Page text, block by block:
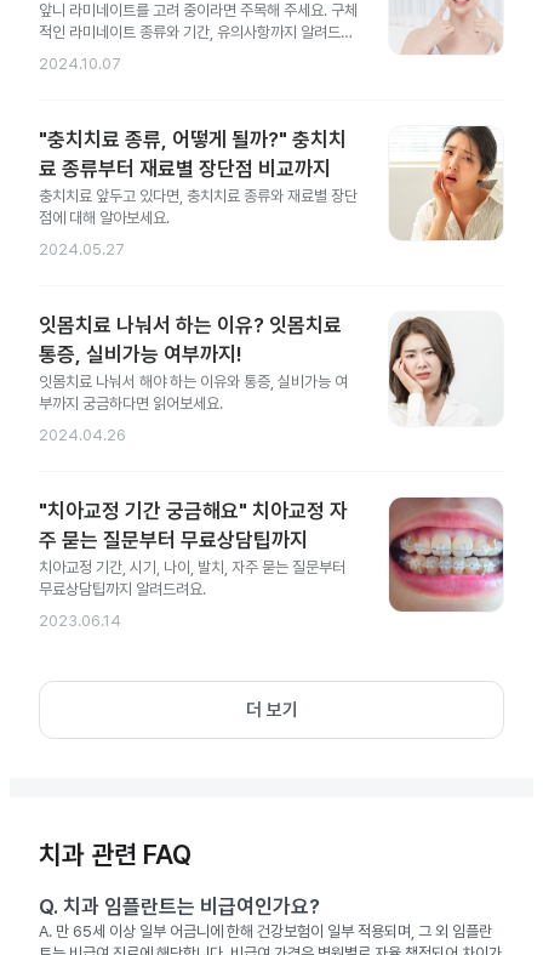
앞니 라미네이트를 고려 중이라면 주목해 주세요. 구체
적인 라미네이트 종류와 기간, 유의사항까지 알려드릴
게요.
2024.10.07
"충치치료 종류, 어떻게 될까?" 충치치
료 종류부터 재료별 장단점 비교까지
충치치료 앞두고 있다면, 충치치료 종류와 재료별 장단
점에 대해 알아보세요.
2024.05.27
잇몸치료 나눠서 하는 이유? 잇몸치료
통증, 실비가능 여부까지!
잇몸치료 나눠서 해야 하는 이유와 통증, 실비가능 여
부까지 궁금하다면 읽어보세요.
2024.04.26
"치아교정 기간 궁금해요" 치아교정 자
주 묻는 질문부터 무료상담팁까지
치아교정 기간, 시기, 나이, 발치, 자주 묻는 질문부터
무료상담팁까지 알려드려요.
2023.06.14
더 보기
치과 관련 FAQ
Q. 치과 임플란트는 비급여인가요?
A. 만 65세 이상 일부 어금니에 한해 건강보험이 일부 적용되며, 그 외 임플란